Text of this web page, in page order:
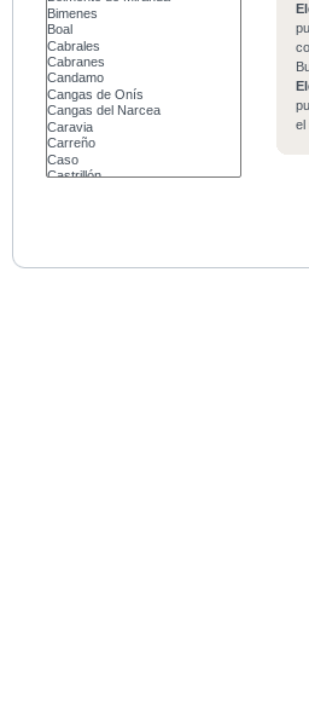
el